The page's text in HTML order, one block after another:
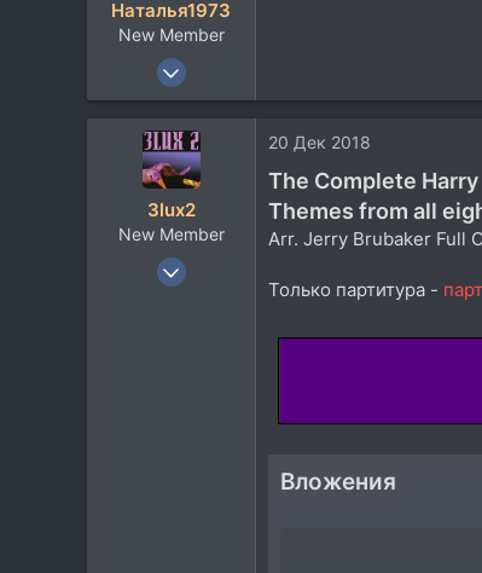
Наталья1973
New Member
28 Май 2017
3lux2
New Member
11 Окт 2018
20 Дек 2018
The Complete
Themes from all
Arr. Jerry Brubaker Full
Только партитура -
Вложения